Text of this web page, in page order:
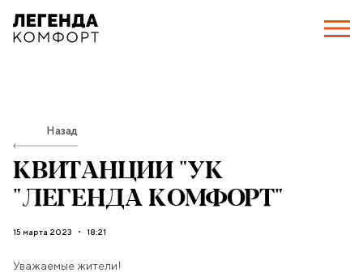
Назад
КВИТАНЦИИ "УК
"ЛЕГЕНДА КОМФОРТ"
15 марта 2023 18:21
Уважаемые жители!